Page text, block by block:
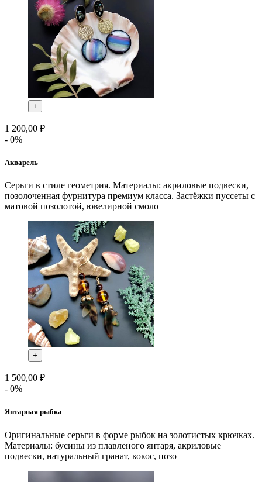
+
1 200,00 ₽
- 0%
Акварель
Серьги в стиле геометрия. Материалы: акриловые подвески,
позолоченная фурнитура премиум класса. Застёжки пуссеты с
матовой позолотой, ювелирной смоло
+
1 500,00 ₽
- 0%
Янтарная рыбка
Оригинальные серьги в форме рыбок на золотистых крючках.
Материалы: бусины из плавленого янтаря, акриловые
подвески, натуральный гранат, кокос, позо